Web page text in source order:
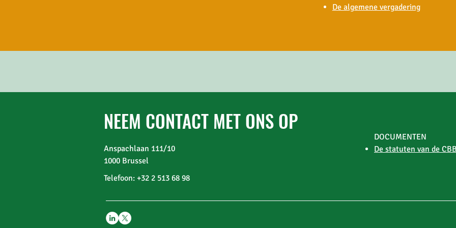
De algemene vergadering
NEEM CONTACT MET ONS OP
Anspachlaan 111/10
1000 Brussel
DOCUMENTEN
De statuten van de
Telefoon: +32 2 513 68 98